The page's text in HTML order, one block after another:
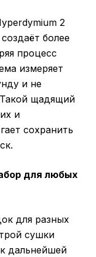
2
более
процесс
измеряет
и не
Такой щадящий
и
сохранить
для любых
для разных
сушки
дальнейшей